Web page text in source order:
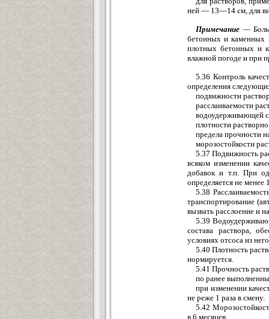
ней — 13—14 см, для
Примечание —
бетонных и каменных
плотных бетонных и
влажной погоде и при
5.36 Контроль
определения
подвижности
расслаиваемости
водоудерживающей
плотности
предела прочности
морозостойкости
5.37 Подвижность
всяком изменении
добавок и т.п. При
определяется не менее
5.38
транспортирование
вызвать расслоение и
5.39
состава раствора,
условиях отсоса из
5.40 Плотность
нормируется.
5.41 Прочность
по ранее
при изменении
не реже 1 раза в смену.
5.42
в 6 месяцев.